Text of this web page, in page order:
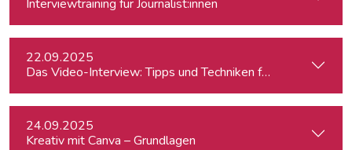
Interviewtraining für Journalist:innen
22.09.2025
Das Video-Interview: Tipps und Techniken für TV und Web
24.09.2025
Kreativ mit Canva – Grundlagen